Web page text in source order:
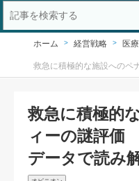
ホーム 経営戦略 医
救急に積極的な施設へのペ
救急に積極的
ィーの謎評価
データで読み